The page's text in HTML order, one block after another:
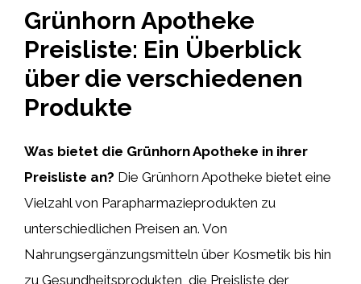
Grünhorn Apotheke
Preisliste: Ein Überblick
über die verschiedenen
Produkte
Was bietet die Grünhorn Apotheke in ihrer
Preisliste an? Die Grünhorn Apotheke bietet eine
Vielzahl von Parapharmazieprodukten zu
unterschiedlichen Preisen an. Von
Nahrungsergänzungsmitteln über Kosmetik bis hin
zu Gesundheitsprodukten, die Preisliste der